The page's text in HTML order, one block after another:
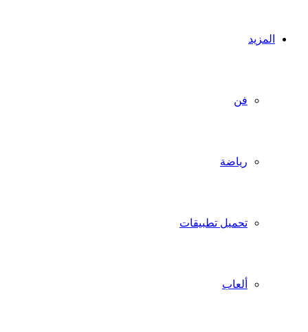
المزيد
فن
رياضة
تحميل تطبيقات
ألعاب